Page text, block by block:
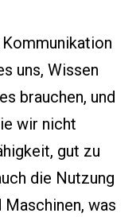
uns, Wissen
brauchen, und
wir nicht
gut zu
die Nutzung
was